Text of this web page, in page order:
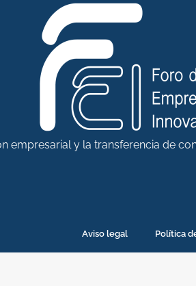
empresarial y la transferencia de
Aviso legal Política